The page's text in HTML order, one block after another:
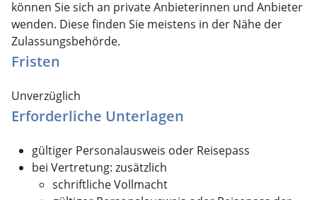
können Sie sich an privateAnbieterinnen und Anbieter
wenden. Diese finden Sie meistens in der Nähe der
Zulassungsbehörde.
Fristen
Unverzüglich
Erforderliche Unterlagen
gültiger Personalausweis oder Reisepass
bei Vertretung: zusätzlich
schriftliche Vollmacht